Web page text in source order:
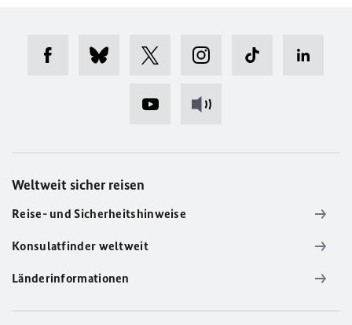
Weltweit sicher reisen
Reise- und Sicherheitshinweise
Konsulatfinder weltweit
Länderinformationen